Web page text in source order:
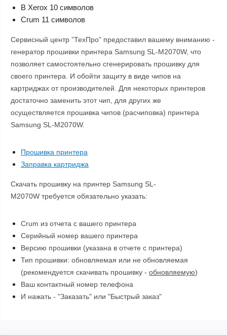
В Xerox 10 символов
Crum 11 символов
Сервисный центр ”ТехПро” предоставил вашему вниманию -
генератор прошивки принтера Samsung SL-M2070W, что
позволяет самостоятельно сгенерировать прошивку для
своего принтера. И обойти защиту в виде чипов на
картриджах от производителей. Для некоторых принтеров
достаточно заменить этот чип, для других же
осуществляется прошивка чипов (расчиповка) принтера
Samsung SL-M2070W.
Прошивка принтера
Заправка картриджа
Скачать прошивку на принтер Samsung SL-
M2070W требуется обязательно указать:
Crum из отчета с вашего принтера
Серийный номер вашего принтера
Версию прошивки (указана в отчете с принтера)
Тип прошивки: обновляемая или не обновляемая
(рекомендуется скачивать прошивку - обновляемую)
Ваш контактный номер телефона
И нажать - "Заказать" или "Быстрый заказ"